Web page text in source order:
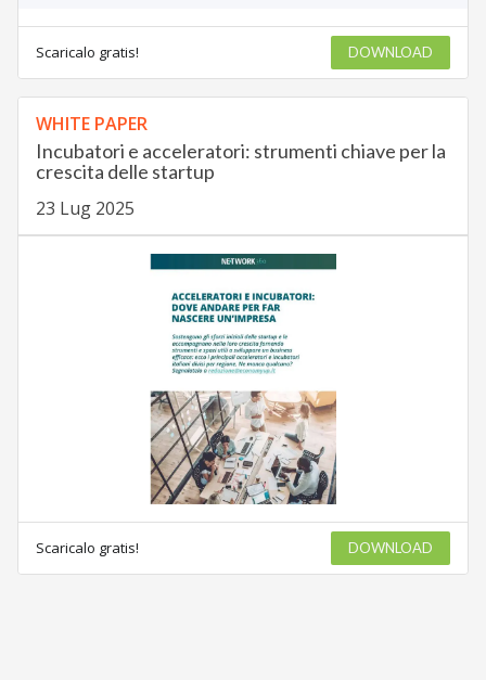
Scaricalo gratis! DOWNLOAD
WHITE PAPER
Incubatori e acceleratori: strumenti chiave per la
crescita delle startup
23 Lug 2025
Scaricalo gratis! DOWNLOAD